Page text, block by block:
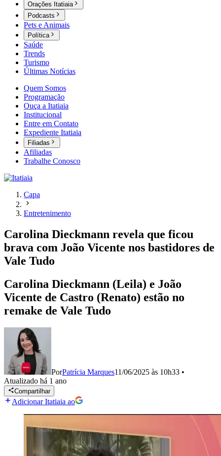
Orações Itatiaia
Podcasts
Pets e Animais
Política
Saúde
Trends
Turismo
Últimas Notícias
Quem Somos
Programação
Ouça a Itatiaia
Institucional
Entre em Contato
Expediente Itatiaia
Filiadas
Afiliadas
Trabalhe Conosco
Capa
Entretenimento
Carolina Dieckmann revela que ficou
brava com João Vicente nos bastidores de
Vale Tudo
Carolina Dieckmann (Leila) e João
Vicente de Castro (Renato) estão no
remake de Vale Tudo
PorPatrícia Marques11/06/2025 às 10h33 •
Atualizado há 1 ano
Compartilhar
Adicionar Itatiaia ao